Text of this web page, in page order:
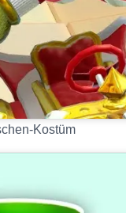
Kostüm